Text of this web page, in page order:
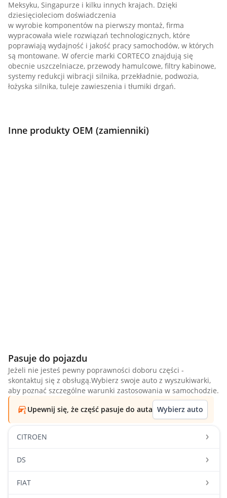
Meksyku, Singapurze i kilku innych krajach. Dzięki
dziesięcioleciom doświadczenia
w wyrobie komponentów na pierwszy montaż, firma
wypracowała wiele rozwiązań technologicznych, które
poprawiają wydajność i jakość pracy samochodów, w których
są montowane. W ofercie marki CORTECO znajdują się
obecnie uszczelniacze, przewody hamulcowe, filtry kabinowe,
systemy redukcji wibracji silnika, przekładnie, podwozia,
łożyska silnika, tuleje zawieszenia i tłumiki drgań.
Inne produkty OEM (zamienniki)
Pasuje do pojazdu
Jeżeli nie jesteś pewny poprawności doboru części -
skontaktuj się z obsługą.Wybierz swoje auto z wyszukiwarki,
aby poznać szczególne warunki zastosowania w samochodzie.
Upewnij się, że część pasuje do auta Wybierz auto
CITROEN
DS
FIAT